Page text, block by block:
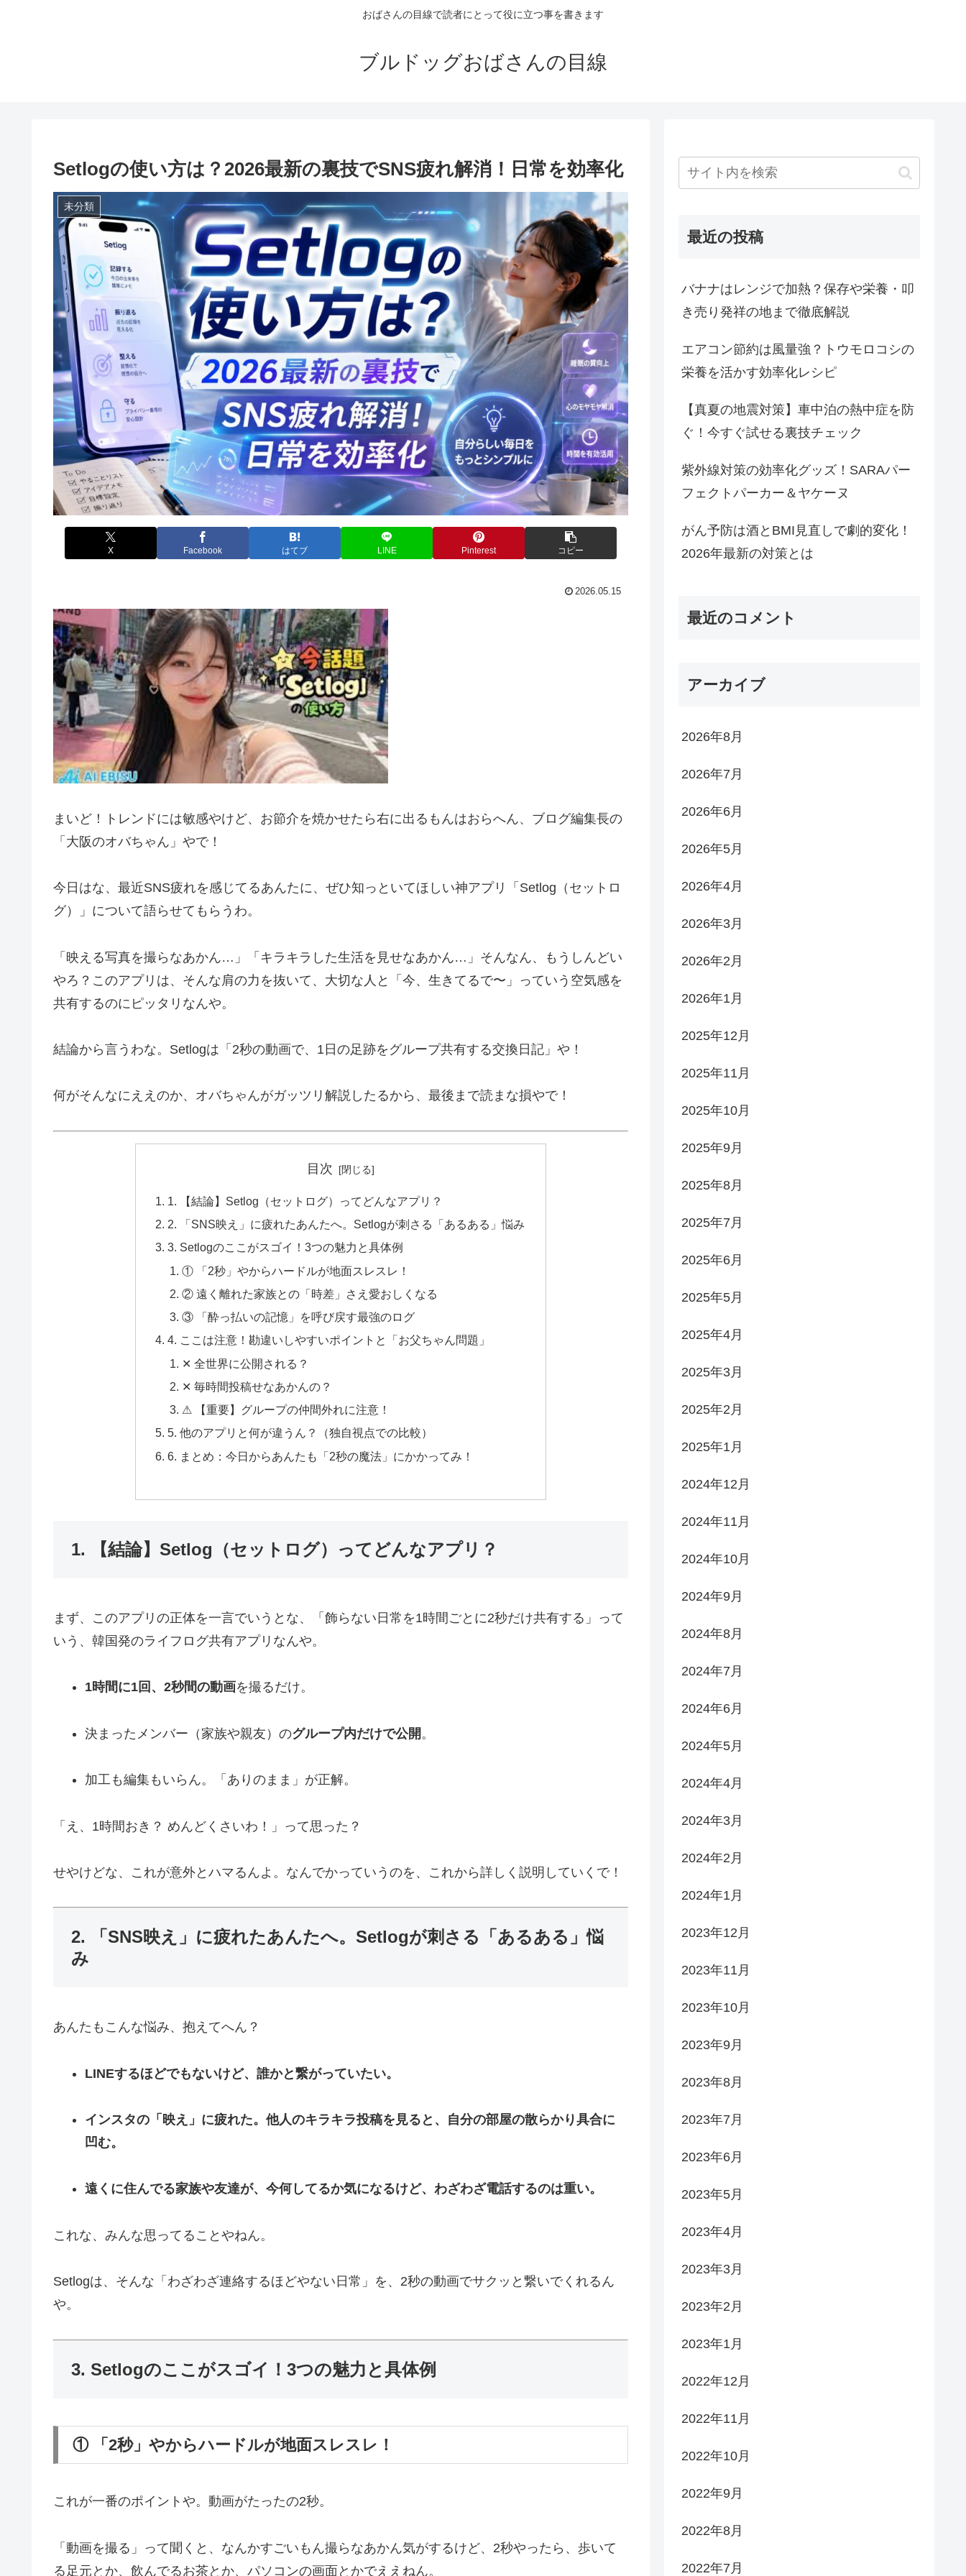
おばさんの目線で読者にとって役に立つ事を書きます
ブルドッグおばさんの目線
Setlogの使い方は？2026最新の裏技でSNS疲れ解消！日常を効率化
未分類
X Facebook はてブ LINE Pinterest コピー
2026.05.15
まいど！トレンドには敏感やけど、お節介を焼かせたら右に出るもんはおらへん、ブログ編集長の
「大阪のオバちゃん」やで！
今日はな、最近SNS疲れを感じてるあんたに、ぜひ知っといてほしい神アプリ「Setlog（セットロ
グ）」について語らせてもらうわ。
「映える写真を撮らなあかん…」「キラキラした生活を見せなあかん…」そんなん、もうしんどい
やろ？このアプリは、そんな肩の力を抜いて、大切な人と「今、生きてるで〜」っていう空気感を
共有するのにピッタリなんや。
結論から言うわな。Setlogは「2秒の動画で、1日の足跡をグループ共有する交換日記」や！
何がそんなにええのか、オバちゃんがガッツリ解説したるから、最後まで読まな損やで！
目次
1. 【結論】Setlog（セットログ）ってどんなアプリ？
2. 「SNS映え」に疲れたあんたへ。Setlogが刺さる「あるある」悩み
3. Setlogのここがスゴイ！3つの魅力と具体例
① 「2秒」やからハードルが地面スレスレ！
② 遠く離れた家族との「時差」さえ愛おしくなる
③ 「酔っ払いの記憶」を呼び戻す最強のログ
4. ここは注意！勘違いしやすいポイントと「お父ちゃん問題」
✕ 全世界に公開される？
✕ 毎時間投稿せなあかんの？
⚠ 【重要】グループの仲間外れに注意！
5. 他のアプリと何が違うん？（独自視点での比較）
6. まとめ：今日からあんたも「2秒の魔法」にかかってみ！
1. 【結論】Setlog（セットログ）ってどんなアプリ？
まず、このアプリの正体を一言でいうとな、「飾らない日常を1時間ごとに2秒だけ共有する」って
いう、韓国発のライフログ共有アプリなんや。
1時間に1回、2秒間の動画を撮るだけ。
決まったメンバー（家族や親友）のグループ内だけで公開 。
加工も編集もいらん。「ありのまま」が正解。
「え、1時間おき？ めんどくさいわ！」って思った？
せやけどな、これが意外とハマるんよ。なんでかっていうのを、これから詳しく説明していくで！
2. 「SNS映え」に疲れたあんたへ。Setlogが刺さる「あるある」悩
み
あんたもこんな悩み、抱えてへん？
LINEするほどでもないけど、誰かと繋がっていたい。
インスタの「映え」に疲れた。他人のキラキラ投稿を見ると、自分の部屋の散らかり具合に
凹む。
遠くに住んでる家族や友達が、今何してるか気になるけど、わざわざ電話するのは重い。
これな、みんな思ってることやねん。
Setlogは、そんな「わざわざ連絡するほどやない日常」を、2秒の動画でサクッと繋いでくれるん
や。
3. Setlogのここがスゴイ！3つの魅力と具体例
① 「2秒」やからハードルが地面スレスレ！
これが一番のポイントや。動画がたったの2秒。
「動画を撮る」って聞くと、なんかすごいもん撮らなあかん気がするけど、2秒やったら、歩いて
る足元とか、飲んでるお茶とか、パソコンの画面とかでええねん。
最近の投稿
バナナはレンジで加熱？保存や栄養・叩
き売り発祥の地まで徹底解説
エアコン節約は風量強？トウモロコシの
栄養を活かす効率化レシピ
【真夏の地震対策】車中泊の熱中症を防
ぐ！今すぐ試せる裏技チェック
紫外線対策の効率化グッズ！SARAパー
フェクトパーカー＆ヤケーヌ
がん予防は酒とBMI見直しで劇的変化！
2026年最新の対策とは
最近のコメント
アーカイブ
2026年8月
2026年7月
2026年6月
2026年5月
2026年4月
2026年3月
2026年2月
2026年1月
2025年12月
2025年11月
2025年10月
2025年9月
2025年8月
2025年7月
2025年6月
2025年5月
2025年4月
2025年3月
2025年2月
2025年1月
2024年12月
2024年11月
2024年10月
2024年9月
2024年8月
2024年7月
2024年6月
2024年5月
2024年4月
2024年3月
2024年2月
2024年1月
2023年12月
2023年11月
2023年10月
2023年9月
2023年8月
2023年7月
2023年6月
2023年5月
2023年4月
2023年3月
2023年2月
2023年1月
2022年12月
2022年11月
2022年10月
2022年9月
2022年8月
2022年7月